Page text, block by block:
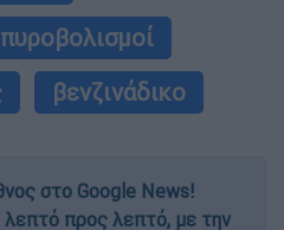
πυροβολισμοί
βενζινάδικο
στο Google News!
λεπτό προς λεπτό, με την